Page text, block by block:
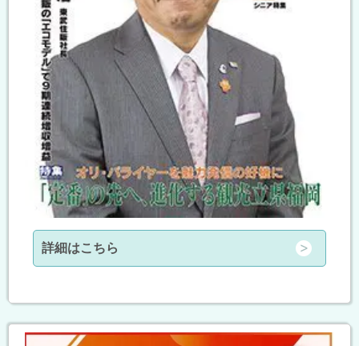
詳細はこちら